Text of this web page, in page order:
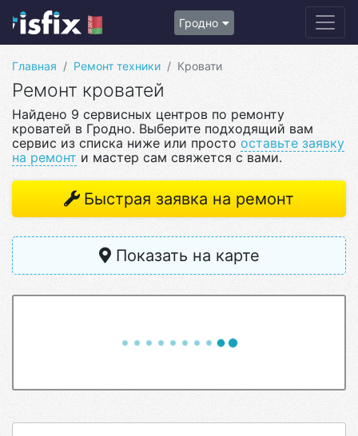
Гродно
Главная Ремонт техники Кровати
Ремонт кроватей
Найдено 9 сервисных центров по ремонту
кроватей в Гродно. Выберите подходящий вам
сервис из списка ниже или просто оставьте заявку
на ремонт и мастер сам свяжется с вами.
Быстрая заявка на ремонт
Показать на карте